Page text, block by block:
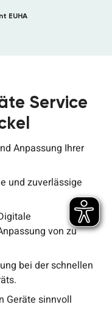
EUHA
Service
Anpassung Ihrer
und zuverlässige
von zu
bei der schnellen
Geräte sinnvoll